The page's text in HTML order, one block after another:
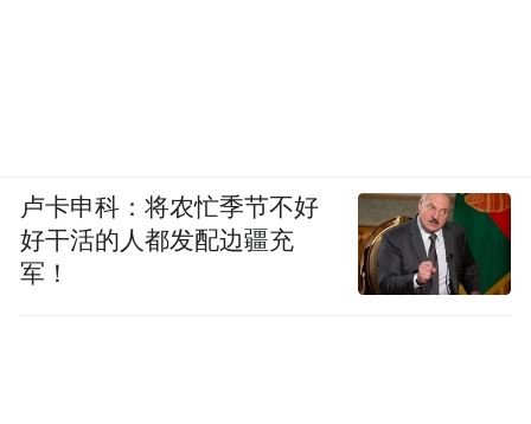
卢卡申科：将农忙季节不好
好干活的人都发配边疆充
军！